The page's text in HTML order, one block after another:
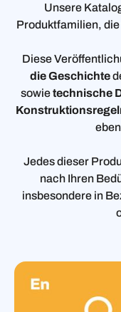
Unsere
Produktfamilien, die
Diese
die Geschichte
sowietechnische
Jedes dieser
nach Ihren
insbesondere in